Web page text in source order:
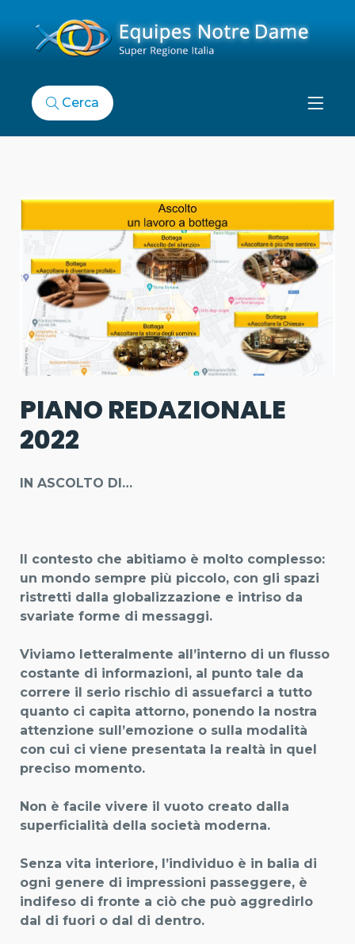
Cerca
PIANO REDAZIONALE
2022
IN ASCOLTO DI…
Il contesto che abitiamo è molto complesso:
un mondo sempre più piccolo, con gli spazi
ristretti dalla globalizzazione e intriso da
svariate forme di messaggi.
Viviamo letteralmente all’interno di un flusso
costante di informazioni, al punto tale da
correre il serio rischio di assuefarci a tutto
quanto ci capita attorno, ponendo la nostra
attenzione sull’emozione o sulla modalità
con cui ci viene presentata la realtà in quel
preciso momento.
Non è facile vivere il vuoto creato dalla
superficialità della società moderna.
Senza vita interiore, l’individuo è in balia di
ogni genere di impressioni passeggere, è
indifeso di fronte a ciò che può aggredirlo
dal di fuori o dal di dentro.